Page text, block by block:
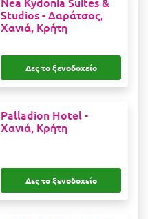
Studios -Δαράτσος,
Χανιά, Κρήτη
Δες το ξενοδοχείο
Palladion Hotel -
Χανιά, Κρήτη
Δες το ξενοδοχείο